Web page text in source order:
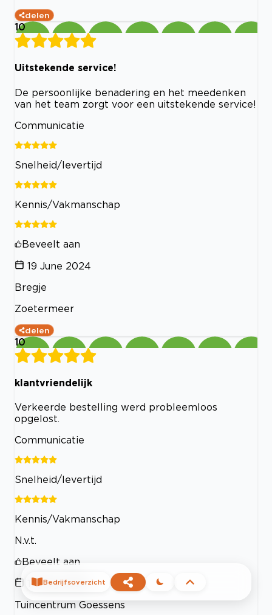
delen
10
Uitstekende service!
De persoonlijke benadering en het meedenken
van het team zorgt voor een uitstekende service!
Communicatie
Snelheid/levertijd
Kennis/Vakmanschap
Beveelt aan
19 June 2024
Bregje
Zoetermeer
delen
10
klantvriendelijk
Verkeerde bestelling werd probleemloos
opgelost.
Communicatie
Snelheid/levertijd
Kennis/Vakmanschap
N.v.t.
Beveelt aan
17 May 2024
Tuincentrum Goessens
Bedrijfsoverzicht